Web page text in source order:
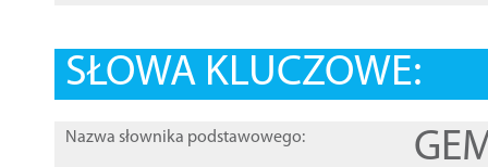
SŁOWA KLUCZOWE:
Nazwa słownika podstawowego: